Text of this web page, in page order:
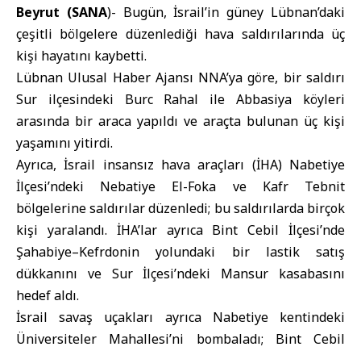
Beyrut (SANA)- Bugün, İsrail’in güney Lübnan’daki
çeşitli bölgelere düzenlediği hava saldırılarında üç
kişi hayatını kaybetti.
Lübnan Ulusal Haber Ajansı NNA’ya göre, bir saldırı
Sur ilçesindeki Burc Rahal ile Abbasiya köyleri
arasında bir araca yapıldı ve araçta bulunan üç kişi
yaşamını yitirdi.
Ayrıca, İsrail insansız hava araçları (İHA) Nabetiye
İlçesi’ndeki Nebatiye El-Foka ve Kafr Tebnit
bölgelerine saldırılar düzenledi; bu saldırılarda birçok
kişi yaralandı. İHA’lar ayrıca Bint Cebil İlçesi’nde
Şahabiye–Kefrdonin yolundaki bir lastik satış
dükkanını ve Sur İlçesi’ndeki Mansur kasabasını
hedef aldı.
İsrail savaş uçakları ayrıca Nabetiye kentindeki
Üniversiteler Mahallesi’ni bombaladı; Bint Cebil